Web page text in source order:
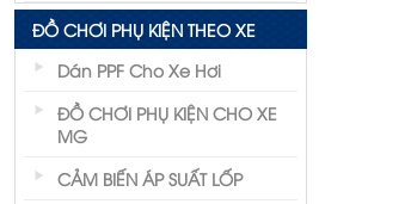
ĐỒ CHƠI PHỤ KIỆN THEO XE
Dán PPF Cho Xe Hơi
ĐỒ CHƠI PHỤ KIỆN CHO XE
MG
CẢM BIẾN ÁP SUẤT LỐP